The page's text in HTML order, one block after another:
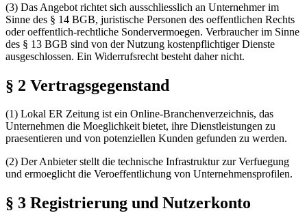
(3) Das Angebot richtet sich ausschliesslich an Unternehmer im
Sinne des § 14 BGB, juristische Personen des oeffentlichen Rechts
oder oeffentlich-rechtliche Sondervermoegen. Verbraucher im Sinne
des § 13 BGB sind von der Nutzung kostenpflichtiger Dienste
ausgeschlossen. Ein Widerrufsrecht besteht daher nicht.
§ 2 Vertragsgegenstand
(1) Lokal ER Zeitung ist ein Online-Branchenverzeichnis, das
Unternehmen die Moeglichkeit bietet, ihre Dienstleistungen zu
praesentieren und von potenziellen Kunden gefunden zu werden.
(2) Der Anbieter stellt die technische Infrastruktur zur Verfuegung
und ermoeglicht die Veroeffentlichung von Unternehmensprofilen.
§ 3 Registrierung und Nutzerkonto